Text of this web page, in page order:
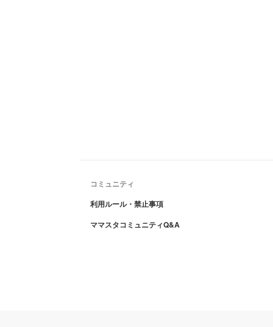
コミュニティ
利用ルール・禁止事項
ママスタコミュニティQ&A